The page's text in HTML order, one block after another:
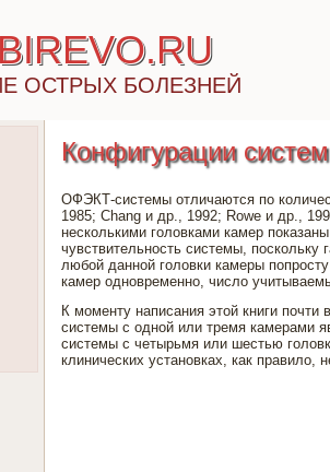
ОСТРЫХ БОЛЕЗНЕЙ
Конфигурации
ОФЭКТ-системы отличаются по
1985; Chang и др., 1992; Rowe и др.,
несколькими головками камер
чувствительность системы,
любой данной головки камеры
камер одновременно, число
К моменту написания этой книги
системы с одной или тремя камерами
системы с четырьмя или шестью
клинических установках, как правило,